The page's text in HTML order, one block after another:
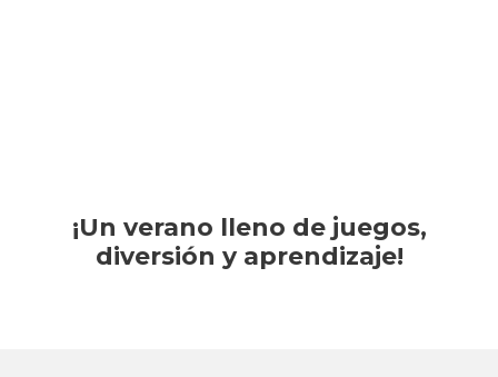
¡Un verano lleno de juegos,
diversión y aprendizaje!